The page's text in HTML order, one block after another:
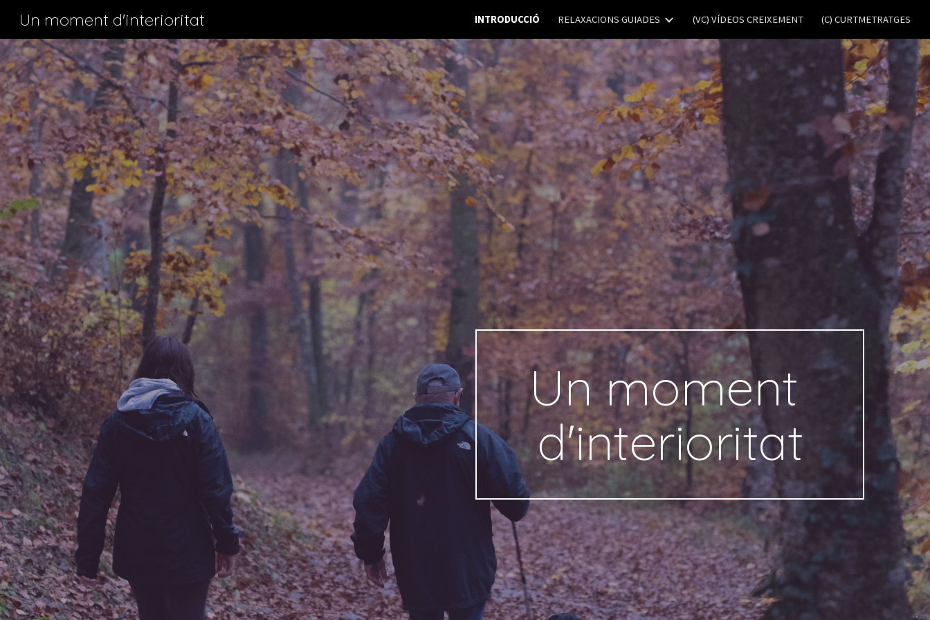
Skip to navigation
Un moment d'interioritat INTRODUCCIÓ RELAXACIONS GUIADES (VC) VÍDEOS CREIXEMENT (C) CURTMETRATGES
Un moment
d'interioritat